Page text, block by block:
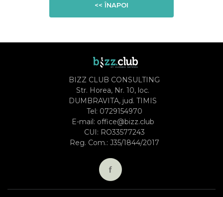
<< ÎNAPOI
BIZZ CLUB CONSULTING
Str. Horea, Nr. 10, loc.
DUMBRAVITA, jud. TIMIS
Tel: 0729154970
E-mail: office@bizz.club
CUI: RO33577243
Reg. Com.: J35/1844/2017